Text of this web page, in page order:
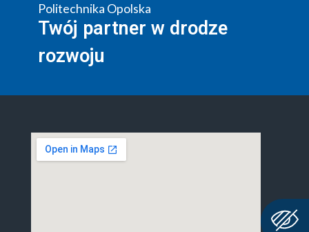
Politechnika Opolska
Twój partner w drodze
rozwoju